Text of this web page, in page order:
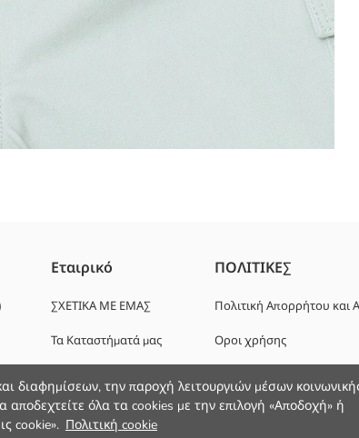
διαφημίσεων, την παροχή λειτουργιών μέσων
όλα τα cookies με την επιλογή «Αποδοχή» ή
cookie». Πολιτική cookie
Εταιρικό
ΣΧΕΤΙΚΑ ΜΕ ΕΜΑΣ
Τα Καταστήματά μας
Εταιρική Υποστήριξη
ΠΟΛΙΤΙΚΕΣ
Πολιτική Απορρήτου και
Οροι χρήσης